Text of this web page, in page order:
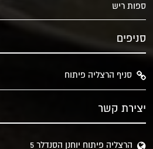
ספות ריש
סניפים
סניף הרצליה פיתוח
יצירת קשר
הרצליה פיתוח יוחנן הסנדלר 5